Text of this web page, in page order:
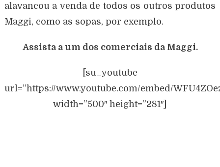
alavancou a venda de todos os outros produtos
Maggi, como as sopas, por exemplo.
Assista a um dos comerciais da Maggi.
[su_youtube
url=”https://www.youtube.com/embed/
width=”500″ height=”281″]